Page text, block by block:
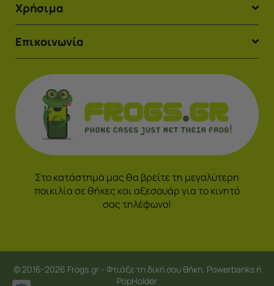
Χρήσιμα
Επικοινωνία
Στο κατάστημά μας θα βρείτε τη μεγαλύτερη
ποικιλία σε θήκες και αξεσουάρ για το κινητό
σας τηλέφωνο!
© 2016-2026 Frogs.gr - Φτιάξε τη δική σου θήκη, Powerbanks ή
PopHolder